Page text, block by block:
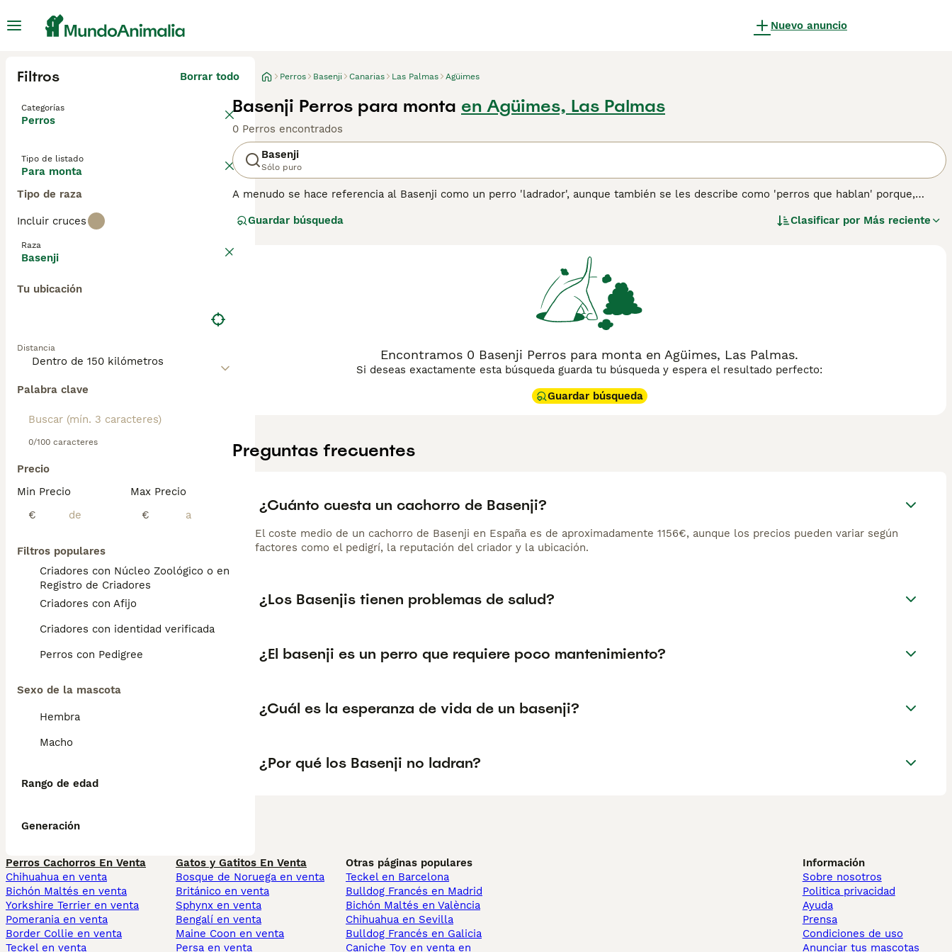
Nuevo anuncio
Filtros Borrar todo
Categorías
Perros
Tipo de listado
Para monta
Tipo de raza
Incluir cruces
Raza
Basenji
Tu ubicación
Distancia
Palabra clave
0/100 caracteres
Precio
Min Precio
€
Max Precio
€
Filtros populares
Criadores con Núcleo Zoológico o en el
Registro de Criadores
Criadores con Afijo
Criadores con identidad verificada
Perros con Pedigree
Sexo de la mascota
Hembra
Macho
Rango de edad
Generación
Perros Basenji Canarias Las Palmas Agüimes
Basenji Perros para monta en Agüimes, Las Palmas
0 Perros encontrados
Basenji
Sólo puro
A menudo se hace referencia al Basenji como un perro 'ladrador', aunque también se les describe como 'perros que hablan' porque,
parecidos a los gatos que a otros perros, y pasarán horas acicalándose si se ensucian el pelaje. Al igual que los gatos, los Basenji usan
para obtener información sobre esta raza de perro.
Guardar búsqueda Clasificar por Más reciente
Encontramos 0 Basenji Perros para monta en Agüimes, Las Palmas.
Si deseas exactamente esta búsqueda guarda tu búsqueda y espera el resultado perfecto:
Guardar búsqueda
Preguntas frecuentes
¿Cuánto cuesta un cachorro de Basenji?
El coste medio de un cachorro de Basenji en España es de aproximadamente 1156€, aunque los precios pueden variar según
factores como el pedigrí, la reputación del criador y la ubicación.
¿Los Basenjis tienen problemas de salud?
¿El basenji es un perro que requiere poco mantenimiento?
¿Cuál es la esperanza de vida de un basenji?
¿Por qué los Basenji no ladran?
Perros Cachorros En Venta
Chihuahua en venta
Bichón Maltés en venta
Yorkshire Terrier en venta
Pomerania en venta
Border Collie en venta
Teckel en venta
Gatos y Gatitos En Venta
Bosque de Noruega en venta
Británico en venta
Sphynx en venta
Bengalí en venta
Maine Coon en venta
Persa en venta
Otras páginas populares
Teckel en Barcelona
Bulldog Francés en Madrid
Bichón Maltés en València
Chihuahua en Sevilla
Bulldog Francés en Galicia
Caniche Toy en venta en
Información
Sobre nosotros
Politica privacidad
Ayuda
Prensa
Condiciones de uso
Anunciar tus mascotas